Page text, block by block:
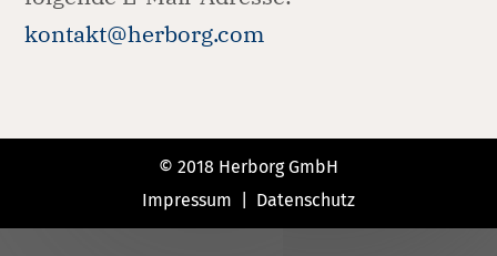
kontakt@herborg.com
© 2018 Herborg GmbH
Impressum | Datenschutz